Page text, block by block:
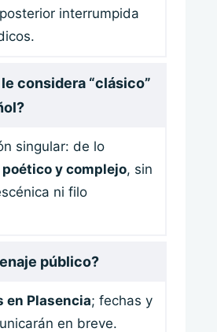
interrumpida
considera “clásico”
singular: de lo
poético y complejo, sin
ni filo
público?
en Plasencia; fechas y
en breve.